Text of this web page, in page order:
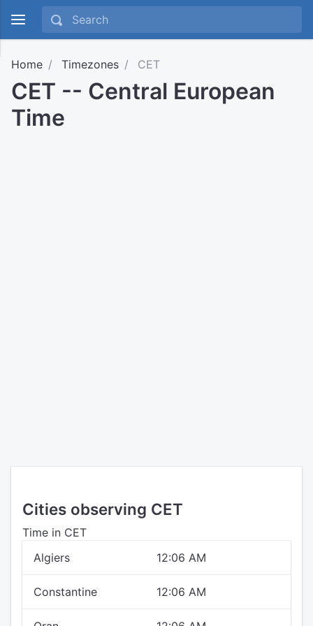
Home Timezones CET
CET -- Central European
Time
Cities observing CET
Time in CET
Algiers
12:06 AM
Constantine 12:06 AM